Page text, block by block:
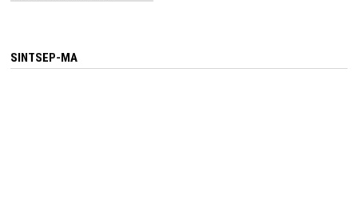
SINTSEP-MA